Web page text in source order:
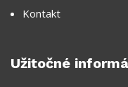
Kontakt
Užitočné